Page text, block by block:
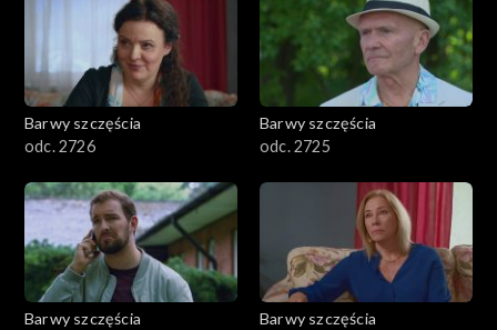
Barwy szczęścia
odc. 2726
Barwy szczęścia
odc. 2725
Barwy szczęścia
Barwy szczęścia